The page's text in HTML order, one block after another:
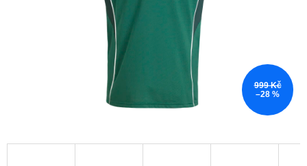
999 Kč
–28 %